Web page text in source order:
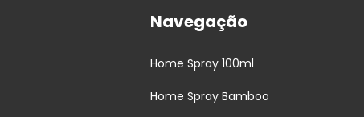
Navegação
Home Spray 100ml
Home Spray Bamboo